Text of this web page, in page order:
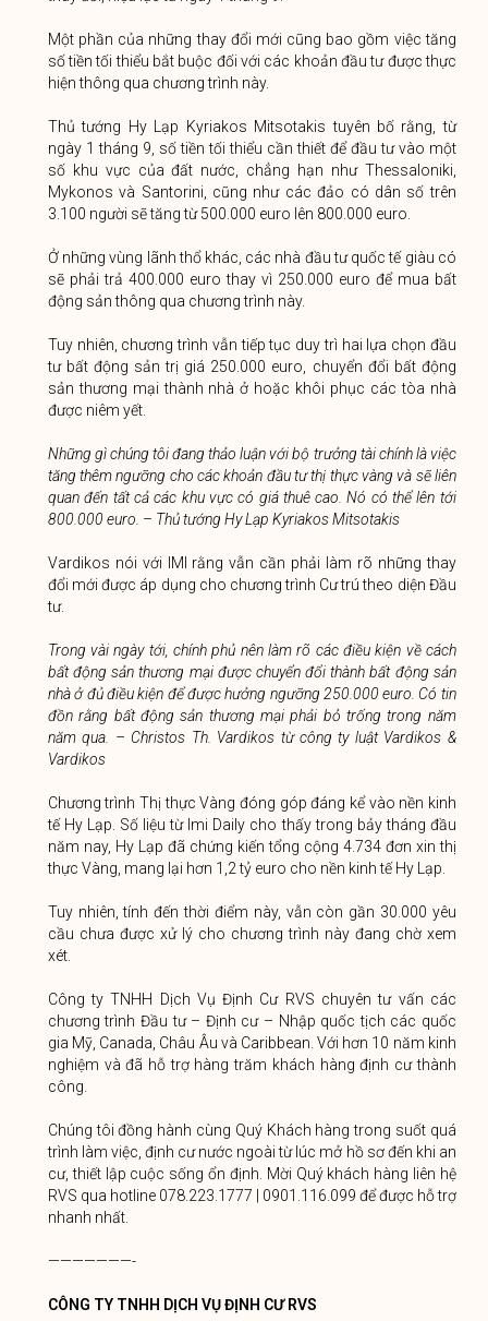
Một phần của những thay đổi mới cũng bao gồm việc tăng
số tiền tối thiểu bắt buộc đối với các khoản đầu tư được thực
hiện thông qua chương trình này.
Thủ tướng Hy Lạp Kyriakos Mitsotakis tuyên bố rằng, từ
ngày 1 tháng 9, số tiền tối thiểu cần thiết để đầu tư vào một
số khu vực của đất nước, chẳng hạn như Thessaloniki,
Mykonos và Santorini, cũng như các đảo có dân số trên
3.100 người sẽ tăng từ 500.000 euro lên 800.000 euro.
Ở những vùng lãnh thổ khác, các nhà đầu tư quốc tế giàu có
sẽ phải trả 400.000 euro thay vì 250.000 euro để mua bất
động sản thông qua chương trình này.
Tuy nhiên, chương trình vẫn tiếp tục duy trì hai lựa chọn đầu
tư bất động sản trị giá 250.000 euro, chuyển đổi bất động
sản thương mại thành nhà ở hoặc khôi phục các tòa nhà
được niêm yết.
Những gì chúng tôi đang thảo luận với bộ trưởng tài chính là việc
tăng thêm ngưỡng cho các khoản đầu tư thị thực vàng và sẽ liên
quan đến tất cả các khu vực có giá thuê cao. Nó có thể lên tới
800.000 euro. – Thủ tướng Hy Lạp Kyriakos Mitsotakis
Vardikos nói với IMI rằng vẫn cần phải làm rõ những thay
đổi mới được áp dụng cho chương trình Cư trú theo diện Đầu
tư.
Trong vài ngày tới, chính phủ nên làm rõ các điều kiện về cách
bất động sản thương mại được chuyển đổi thành bất động sản
nhà ở đủ điều kiện để được hưởng ngưỡng 250.000 euro. Có tin
đồn rằng bất động sản thương mại phải bỏ trống trong năm
năm qua. – Christos Th. Vardikos từ công ty luật Vardikos &
Vardikos
Chương trình Thị thực Vàng đóng góp đáng kể vào nền kinh
tế Hy Lạp. Số liệu từ Imi Daily cho thấy trong bảy tháng đầu
năm nay, Hy Lạp đã chứng kiến ​​tổng cộng 4.734 đơn xin thị
thực Vàng, mang lại hơn 1,2 tỷ euro cho nền kinh tế Hy Lạp.
Tuy nhiên, tính đến thời điểm này, vẫn còn gần 30.000 yêu
cầu chưa được xử lý cho chương trình này đang chờ xem
xét.
Công ty TNHH Dịch Vụ Định Cư RVS chuyên tư vấn các
chương trình Đầu tư – Định cư – Nhập quốc tịch các quốc
gia Mỹ, Canada, Châu Âu và Caribbean. Với hơn 10 năm kinh
nghiệm và đã hỗ trợ hàng trăm khách hàng định cư thành
công.
Chúng tôi đồng hành cùng Quý Khách hàng trong suốt quá
trình làm việc, định cư nước ngoài từ lúc mở hồ sơ đến khi an
cư, thiết lập cuộc sống ổn định. Mời Quý khách hàng liên hệ
RVS qua hotline 078.223.1777 | 0901.116.099 để được hỗ trợ
nhanh nhất.
———————-
CÔNG TY TNHH DỊCH VỤ ĐỊNH CƯ RVS